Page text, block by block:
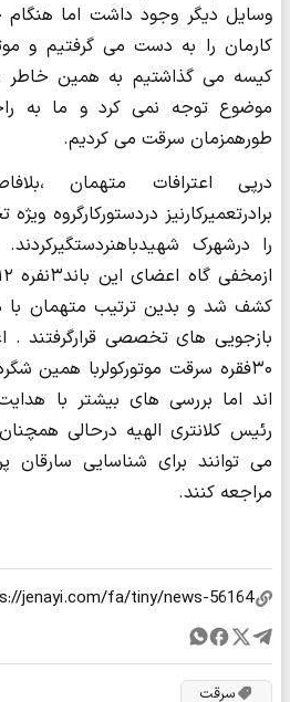
وسایل دیگر وجود داشت اما هنگام
کارمان را به دست می گرفتیم و
کیسه می گذاشتیم به همین خاطر
موضوع توجه نمی کرد و ما به
طورهمزمان سرقت می کردیم.
درپی اعترافات متهمان
برادرتعمیرکارنیز دردستورکارگروه
را درشهرک
کشف شد و بدین ترتیب متهمان
بازجویی های تخصصی قرارگرفتند .
۳۰فقره سرقت موتورکولربا همین
اند اما بررسی های بیشتر با
رئیس کلانتری الهیه درحالی
می توانند برای شناسایی سارقان
مراجعه کنند.
سرقت